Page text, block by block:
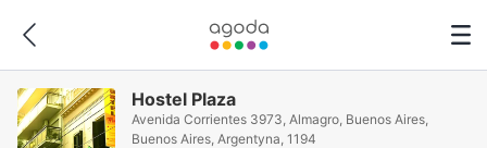
Hostel Plaza
Avenida Corrientes 3973, Almagro, Buenos Aires,
Buenos Aires, Argentyna, 1194